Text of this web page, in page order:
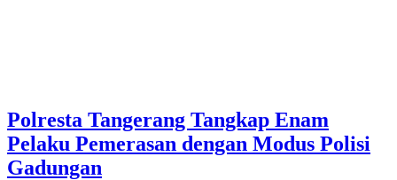
Polresta Tangerang Tangkap Enam
Pelaku Pemerasan dengan Modus Polisi
Gadungan